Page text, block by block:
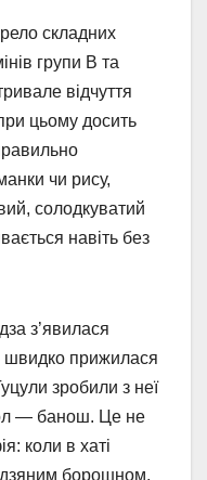
складних
групи B та
відчуття
цьому досить
чи рису,
солодкуватий
навіть без
з’явилася
швидко прижилася
зробили з неї
— банош. Це не
коли в хаті
борошном,